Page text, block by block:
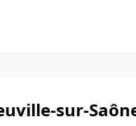
sur-